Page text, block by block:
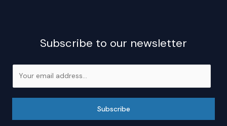
Subscribe to our newsletter
Subscribe